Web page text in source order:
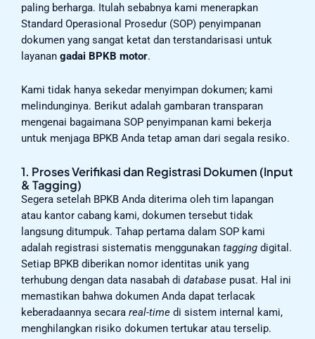
paling berharga. Itulah sebabnya kami menerapkan
Standard Operasional Prosedur (SOP) penyimpanan
dokumen yang sangat ketat dan terstandarisasi untuk
layanan gadai BPKB motor.
Kami tidak hanya sekedar menyimpan dokumen; kami
melindunginya. Berikut adalah gambaran transparan
mengenai bagaimana SOP penyimpanan kami bekerja
untuk menjaga BPKB Anda tetap aman dari segala resiko.
1. Proses Verifikasi dan Registrasi Dokumen (Input
& Tagging)
Segera setelah BPKB Anda diterima oleh tim lapangan
atau kantor cabang kami, dokumen tersebut tidak
langsung ditumpuk. Tahap pertama dalam SOP kami
adalah registrasi sistematis menggunakan tagging digital.
Setiap BPKB diberikan nomor identitas unik yang
terhubung dengan data nasabah di database pusat. Hal ini
memastikan bahwa dokumen Anda dapat terlacak
keberadaannya secara real-time di sistem internal kami,
menghilangkan risiko dokumen tertukar atau terselip.